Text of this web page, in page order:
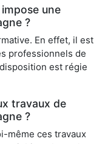
une
?
En effet, il est
professionnels de
est régie
travaux de
?
même ces travaux